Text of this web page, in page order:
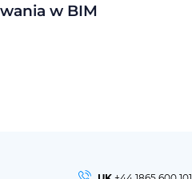
w BIM